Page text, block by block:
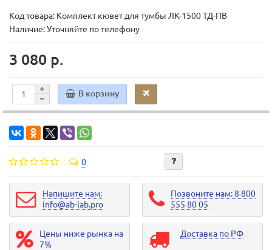
Код товара: Комплект кювет для тумбы ЛК-1500 ТД-ПВ
Наличие: Уточняйте по телефону
3 080 р.
В корзину
0
Напишите нам:
info@ab-lab.pro
Позвоните нам: 8 800
555 80 05
Цены ниже рынка на
7%
Доставка по РФ